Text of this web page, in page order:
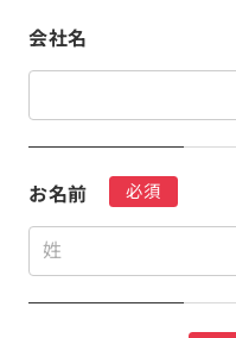
会社名
お名前 必須